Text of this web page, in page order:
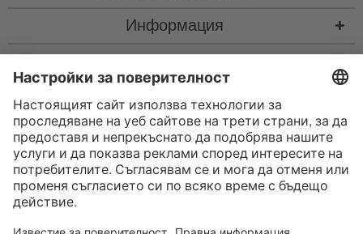
Информация
такса за колетна пратка и при нужда такса за наложен платеж, ако не е
посочено друго
* Словната марка и логата на Bluetooth® са регистрирани търговски
марки, собственост на Bluetooth SIG, Inc., и всяко използване на тези
марки от страна на Satisfyer GmbH е съгласно лиценз.
Apple, логото на Apple и Apple Watch са търговски марки на Apple Inc.
Google Play и логото на Google Play са търговски марки на Google LLC.